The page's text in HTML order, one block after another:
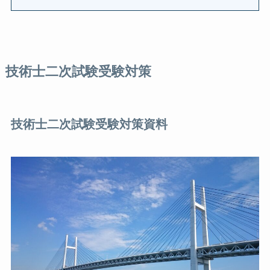
技術士二次試験受験対策
技術士二次試験受験対策資料